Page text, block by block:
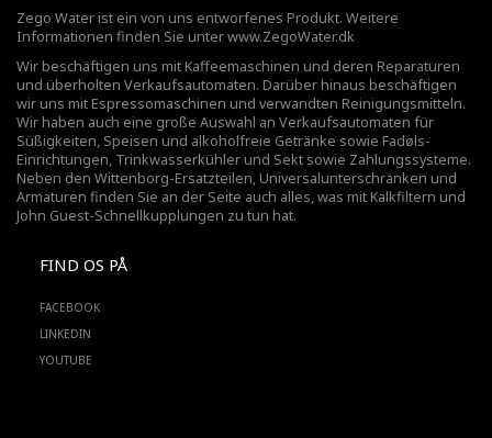
Zego Water ist ein von uns entworfenes Produkt. Weitere
Informationen finden Sie unterwww.ZegoWater.dk
Wir beschäftigen uns mit Kaffeemaschinen und deren Reparaturen
und überholten Verkaufsautomaten. Darüber hinaus beschäftigen
wir uns mit Espressomaschinen und verwandten Reinigungsmitteln.
Wir haben auch eine große Auswahl an Verkaufsautomaten für
Süßigkeiten, Speisen und alkoholfreie Getränke sowie Fadøls-
Einrichtungen, Trinkwasserkühler und Sekt sowie Zahlungssysteme.
Neben den Wittenborg-Ersatzteilen, Universalunterschränken und
Armaturen finden Sie an der Seite auch alles, was mit Kalkfiltern und
John Guest-Schnellkupplungen zu tun hat.
FIND OS PÅ
FACEBOOK
LINKEDIN
YOUTUBE